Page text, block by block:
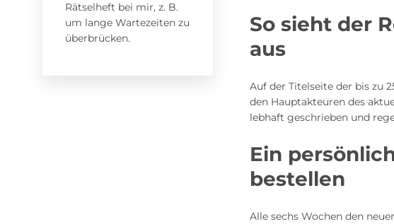
Rätselheft bei mir, z. B.
um lange Wartezeiten zu
überbrücken.
So sieht der
aus
Auf der Titelseite der bis zu
den Hauptakteuren des
lebhaft geschrieben und
Ein
bestellen
Alle sechs Wochen den